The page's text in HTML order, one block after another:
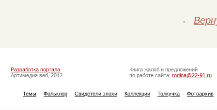
←
Разработка портала
Артимедия веб, 2012
Книга жалоб и предложений
по работе сайта: rodina@22-91.ru
Темы Фольклор Свидетели эпохи Коллекции Толкучка Фотоархив